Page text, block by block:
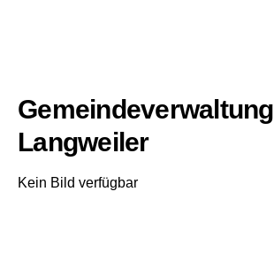
Gemeindeverwaltung
Langweiler
Kein Bild verfügbar